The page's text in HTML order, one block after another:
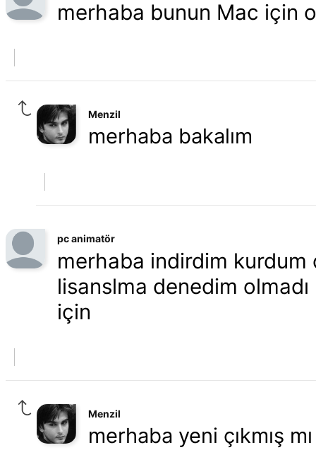
merhaba bunun Mac için
Menzil
merhaba bakalım
pc animatör
merhaba indirdim kurdum
lisanslma denedim
için
Menzil
merhaba yeni çıkmış